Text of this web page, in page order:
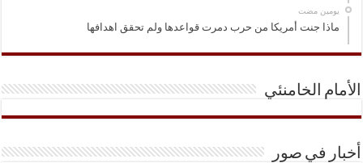
‏يومين مضت
ماذا جنت أمريكا من حرب دمرت قواعدها ولم تحقق اهدافها
الأمام الخامنئي
أخبار في صور